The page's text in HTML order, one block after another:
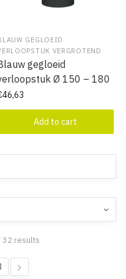
GEGLOEID
VERGROTEND
gegloeid
Ø 150 – 180
46,63
Add to cart
32 results